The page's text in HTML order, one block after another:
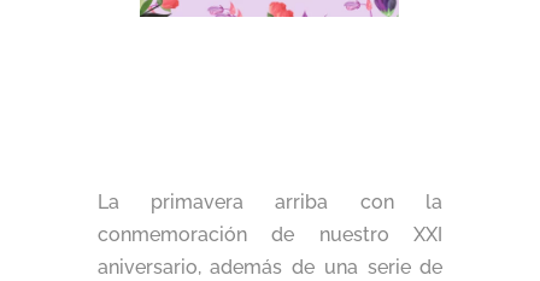
La primavera arriba con la
conmemoración de nuestro XXI
aniversario, además de una serie de